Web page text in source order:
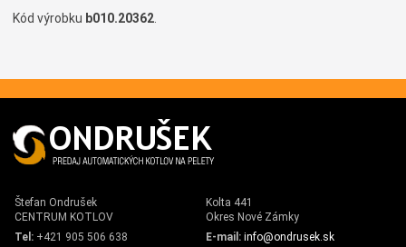
Kód výrobku b010.20362.
Štefan Ondrušek
CENTRUM KOTLOV
Kolta 441
Okres Nové Zámky
Tel: +421 905 506 638 E-mail: info@ondrusek.sk